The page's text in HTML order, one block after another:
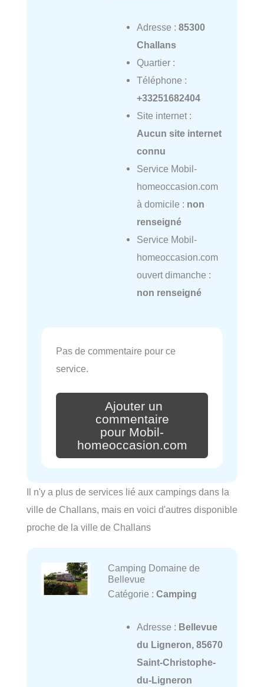
Adresse : 85300
Challans
Quartier :
Téléphone :
+33251682404
Site internet :
Aucun site internet
connu
Service Mobil-
homeoccasion.com
à domicile : non
renseigné
Service Mobil-
homeoccasion.com
ouvert dimanche :
non renseigné
Pas de commentaire pour ce
service.
Ajouter un
commentaire
pour Mobil-
homeoccasion.com
Il n'y a plus de services lié aux campings dans la
ville de Challans, mais en voici d'autres disponible
proche de la ville de Challans
Camping Domaine de
Bellevue
Catégorie : Camping
Adresse : Bellevue
du Ligneron, 85670
Saint-Christophe-
du-Ligneron